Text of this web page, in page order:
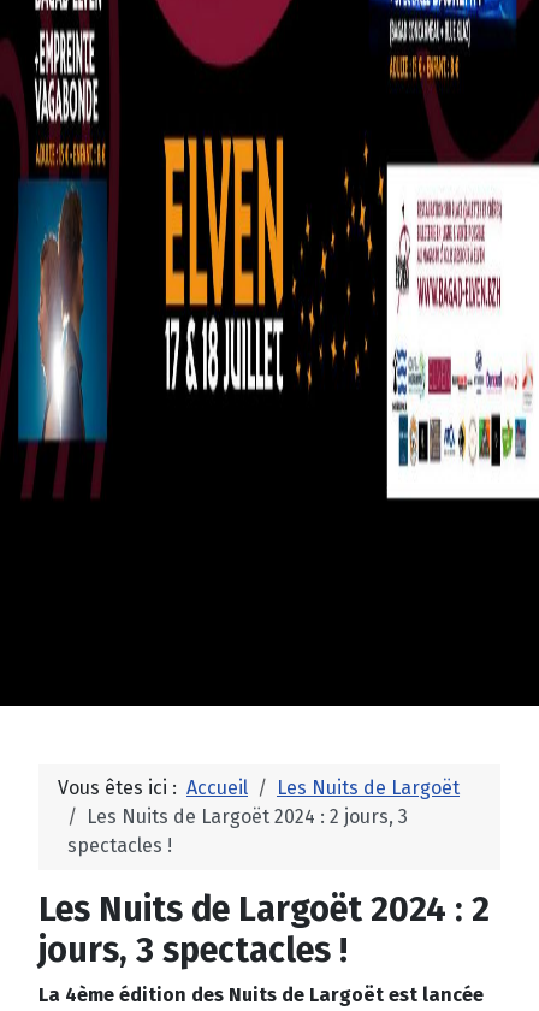
Vous êtes ici : Accueil
Les Nuits de Largoët
Les Nuits de Largoët 2024 : 2 jours, 3
spectacles !
Les Nuits de Largoët 2024 : 2
jours, 3 spectacles !
La 4ème édition des Nuits de Largoët est lancée